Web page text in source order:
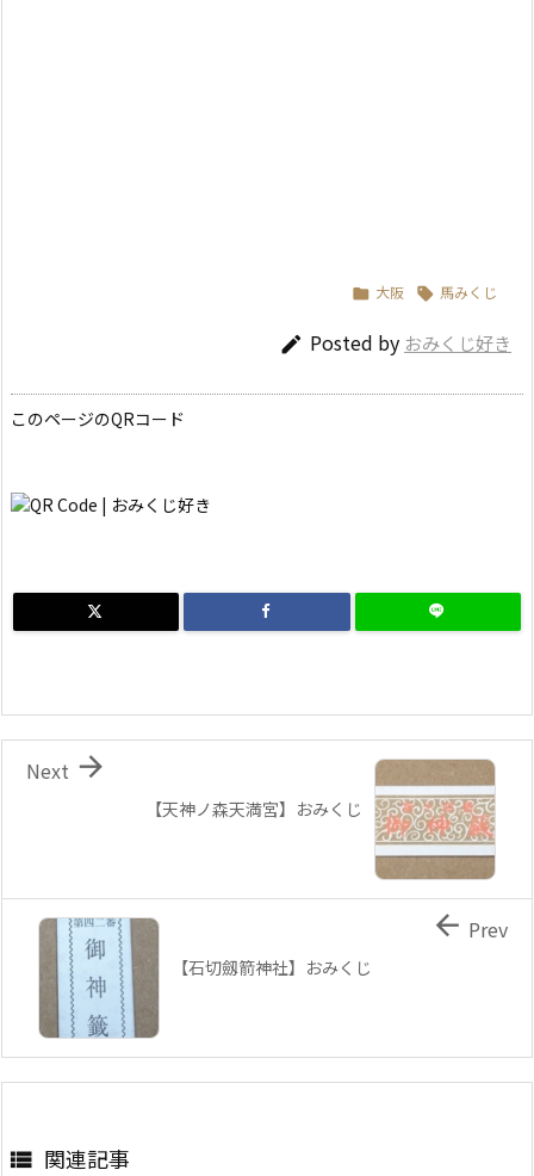
 大阪  馬みくじ
 Posted by おみくじ好き
このページのQRコード
【天神ノ森天満宮】おみくじ

Next
【石切劔箭神社】おみくじ
 Prev
 関連記事